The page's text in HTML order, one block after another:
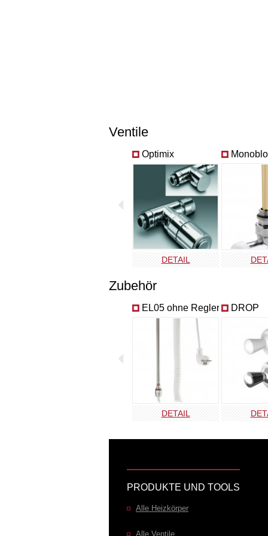
Ventile
Optimix
DETAIL
Zubehör
EL05 ohne Regler
DETAIL
DROP
PRODUKTE UND TOOLS
Alle Heizkörper
Alle Ventile